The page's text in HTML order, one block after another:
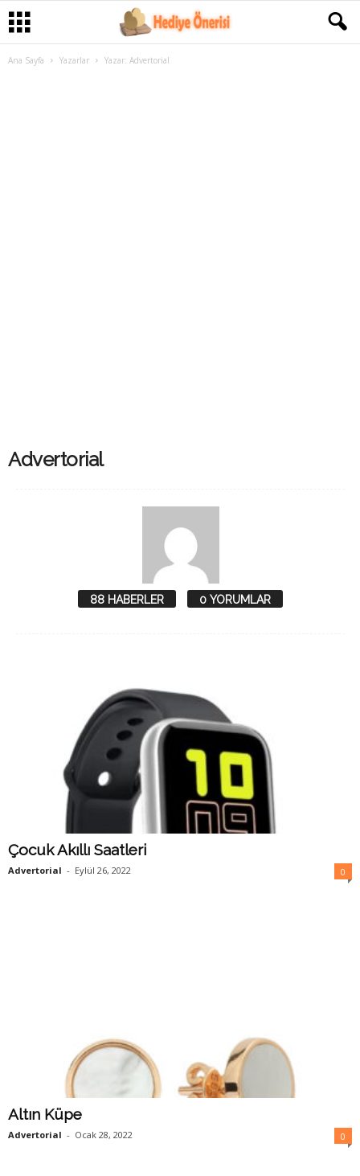
Ana Sayfa Yazarlar Yazar: Advertorial
Advertorial
88 HABERLER 0 YORUMLAR
Çocuk Akıllı Saatleri
Advertorial - Eylül 26, 2022 0
Altın Küpe
Advertorial - Ocak 28, 2022 0